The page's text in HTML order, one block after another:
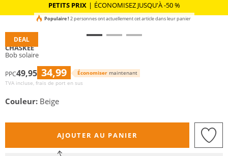
PETITS PRIX | ÉCONOMISEZ JUSQU'À -50 %
DEAL
Populaire ! 2 personnes ont actuellement cet article dans leur panier
CHASKEE
Bob solaire
PPC49,95 34,99 Économiser maintenant
TVA incluse, frais de port en sus
Couleur: Beige
AJOUTER AU PANIER